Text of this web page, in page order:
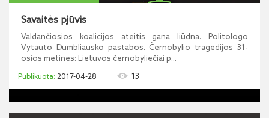
Savaitės pjūvis
Valdančiosios koalicijos ateitis gana liūdna. Politologo
Vytauto Dumbliausko pastabos. Černobylio tragedijos 31-
osios metinės: Lietuvos černobyliečiai p...
2017-04-28 13